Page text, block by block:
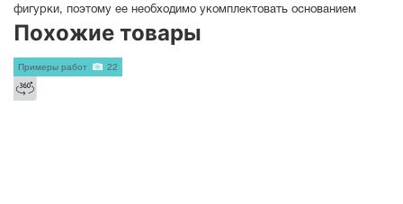
фигурки, поэтому ее необходимо укомплектовать основанием
Похожие товары
Примеры работ 22